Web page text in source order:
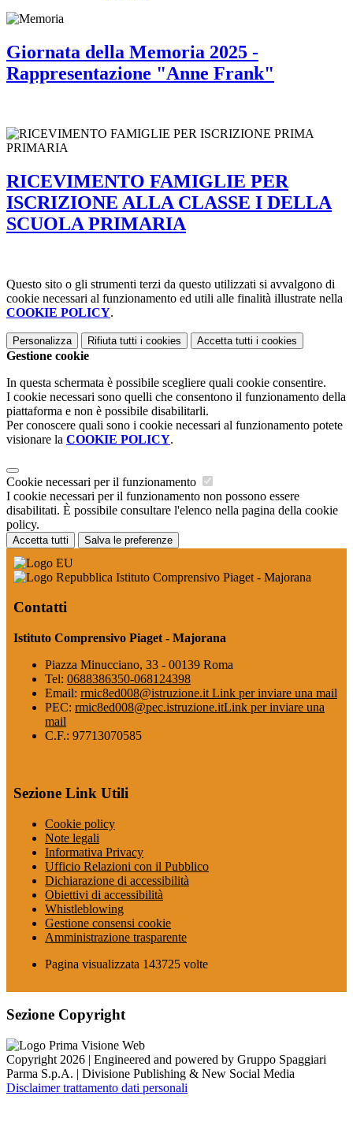
Giornata della Memoria 2025 -
Rappresentazione "Anne Frank"
RICEVIMENTO FAMIGLIE PER
ISCRIZIONE ALLA CLASSE I DELLA
SCUOLA PRIMARIA
Questo sito o gli strumenti terzi da questo utilizzati si avvalgono di
cookie necessari al funzionamento ed utili alle finalità illustrate nella
COOKIE POLICY.
Personalizza Rifiuta tutti i cookies Accetta tutti i cookies
Gestione cookie
In questa schermata è possibile scegliere quali cookie consentire.
I cookie necessari sono quelli che consentono il funzionamento della
piattaforma e non è possibile disabilitarli.
Per conoscere quali sono i cookie necessari al funzionamento potete
visionare la COOKIE POLICY.
Cookie necessari per il funzionamento
I cookie necessari per il funzionamento non possono essere
disabilitati. È possibile consultare l'elenco nella pagina della cookie
policy.
Accetta tutti Salva le preferenze
Istituto Comprensivo Piaget - Majorana
Contatti
Istituto Comprensivo Piaget - Majorana
Piazza Minucciano, 33 - 00139 Roma
Tel: 0688386350-068124398
Email: rmic8ed008@istruzione.it Link per inviare una mail
PEC: rmic8ed008@pec.istruzione.itLink per inviare una
mail
C.F.: 97713070585
Sezione Link Utili
Cookie policy
Note legali
Informativa Privacy
Ufficio Relazioni con il Pubblico
Dichiarazione di accessibilità
Obiettivi di accessibilità
Whistleblowing
Gestione consensi cookie
Amministrazione trasparente
Pagina visualizzata 143725 volte
Sezione Copyright
Copyright 2026 | Engineered and powered by Gruppo Spaggiari
Parma S.p.A. | Divisione Publishing & New Social Media
Disclaimer trattamento dati personali